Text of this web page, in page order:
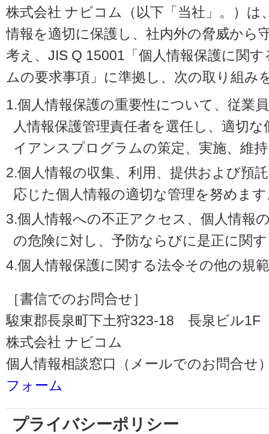
株式会社 ナビコム（以下「当社」。）
情報を適切に保護し、社内外の脅威から
考え、JIS Q 15001「個人情報保護に関
ムの要求事項」に準拠し、次の取り組み
1.個人情報保護の重要性について、従業
人情報保護管理責任者を選任し、適切
イアンスプログラムの策定、実施、維
2.個人情報の収集、利用、提供および預
応じた個人情報の適切な管理を努めま
3.個人情報への不正アクセス、個人情報
の危険に対し、予防ならびに是正に関
4.個人情報保護に関する法令その他の規
［書信でのお問合せ］
駿東郡長泉町下土狩323-18 長泉ビル1F
株式会社 ナビコム
個人情報相談窓口（メールでのお問合せ
フォーム
プライバシーポリシー